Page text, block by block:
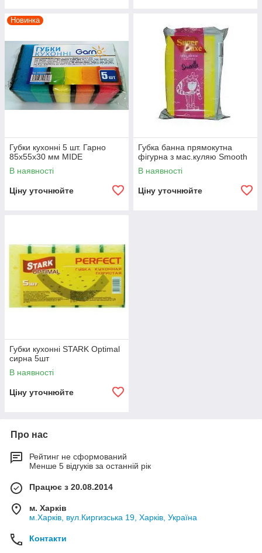
Новинка
Губки кухонні 5 шт. Гарно
85х55х30 мм MIDE
В наявності
Ціну уточнюйте
Губка банна прямокутна
фігурна з мас.куляю Smooth
В наявності
Ціну уточнюйте
Губки кухонні STARK Optimal
сирна 5шт
В наявності
Ціну уточнюйте
Про нас
Рейтинг не сформований
Менше 5 відгуків за останній рік
Працює з 20.08.2014
м. Харків
м.Харків, вул.Киргизська 19, Харків, Україна
Контакти